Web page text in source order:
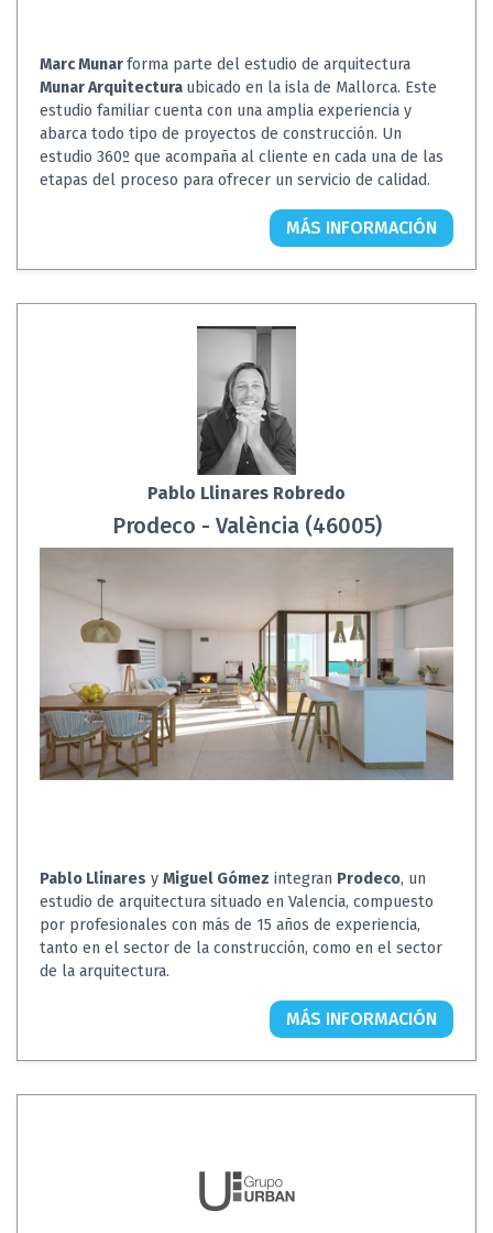
Marc Munarforma parte del estudio de arquitectura
Munar Arquitectura ubicado en la isla de Mallorca. Este
estudio familiar cuenta con una amplia experiencia y
abarca todo tipo de proyectos de construcción. Un
estudio 360º que acompaña al cliente en cada una de las
etapas del proceso para ofrecer un servicio de calidad.
MÁS INFORMACIÓN
Pablo Llinares Robredo
Prodeco - València (46005)
Pablo Llinares y Miguel Gómez integran Prodeco, un
estudio de arquitectura situado en Valencia, compuesto
por profesionales con más de 15 años de experiencia,
tanto en el sector de la construcción, como en el sector
de la arquitectura.
MÁS INFORMACIÓN